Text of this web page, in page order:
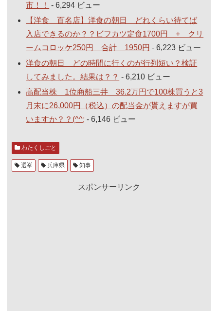
市！！
- 6,294 ビュー
【洋食 百名店】洋食の朝日 どれくらい待てば
入店できるのか？？ビフカツ定食1700円 + クリ
ームコロッケ250円 合計 1950円 - 6,223 ビュー
洋食の朝日 どの時間に行くのが行列短い？検証
してみました。結果は？？ - 6,210 ビュー
高配当株 1位商船三井 36.2万円で100株買うと3
月末に26,000円（税込）の配当金が貰えますが買
いますか？？(^^; - 6,146 ビュー
わたくしごと
選挙 兵庫県 知事
スポンサーリンク